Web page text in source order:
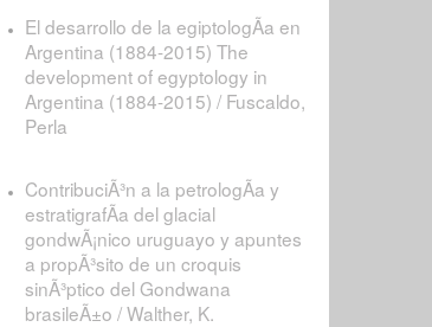
El desarrollo de la egiptologÃ­a en
Argentina (1884-2015) The
development of egyptology in
Argentina (1884-2015) / Fuscaldo,
Perla
ContribuciÃ³n a la petrologÃ­a y
estratigrafÃ­a del glacial
gondwÃ¡nico uruguayo y apuntes
a propÃ³sito de un croquis
sinÃ³ptico del Gondwana
brasileÃ±o / Walther, K.